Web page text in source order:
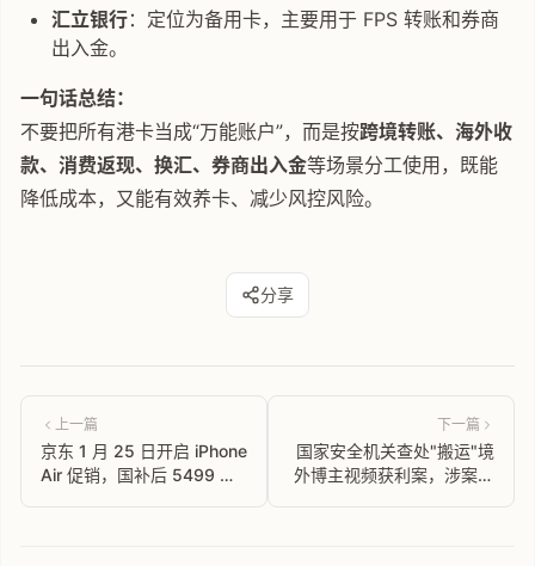
汇立银行：定位为备用卡，主要用于 FPS 转账和券商
出入金。
一句话总结：
不要把所有港卡当成“万能账户”，而是按跨境转账、海外收
款、消费返现、换汇、券商出入金等场景分工使用，既能
降低成本，又能有效养卡、减少风控风险。
分享
上一篇
京东 1 月 25 日开启 iPhone
Air 促销，国补后 5499 元
下一篇
国家安全机关查处"搬运"境
外博主视频获利案，涉案人